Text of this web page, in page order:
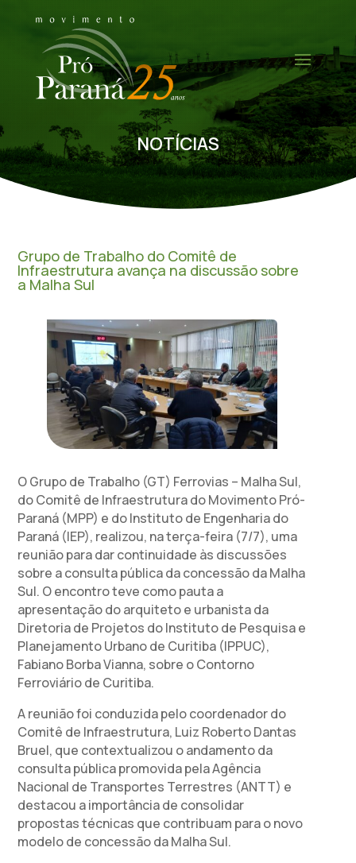
NOTÍCIAS
Grupo de Trabalho do Comitê de
Infraestrutura avança na discussão sobre
a Malha Sul
O Grupo de Trabalho (GT) Ferrovias – Malha Sul,
do Comitê de Infraestrutura do Movimento Pró-
Paraná (MPP) e do Instituto de Engenharia do
Paraná (IEP), realizou, na terça-feira (7/7), uma
reunião para dar continuidade às discussões
sobre a consulta pública da concessão da Malha
Sul. O encontro teve como pauta a
apresentação do arquiteto e urbanista da
Diretoria de Projetos do Instituto de Pesquisa e
Planejamento Urbano de Curitiba (IPPUC),
Fabiano Borba Vianna, sobre o Contorno
Ferroviário de Curitiba.
A reunião foi conduzida pelo coordenador do
Comitê de Infraestrutura, Luiz Roberto Dantas
Bruel, que contextualizou o andamento da
consulta pública promovida pela Agência
Nacional de Transportes Terrestres (ANTT) e
destacou a importância de consolidar
propostas técnicas que contribuam para o novo
modelo de concessão da Malha Sul.